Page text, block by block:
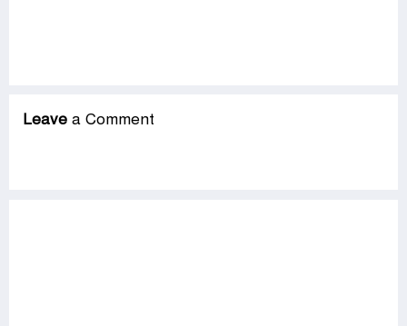
Leave a Comment